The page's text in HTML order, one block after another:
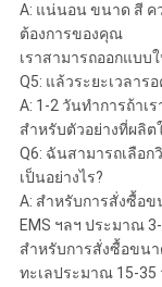
A: แน่นอน ขนาด สี ค
ต้องการของคุณ
เราสามารถออกแบ
Q5: แล้วระยะเวลา
A: 1-2 วันทำการถ้าเ
สำหรับตัวอย่างที่ผลิ
Q6: ฉันสามารถเลือก
เป็นอย่างไร?
A: สำหรับการสั่งซื้อข
EMS ฯลฯ ประมาณ
สำหรับการสั่งซื้อขน
ทะเลประมาณ 15-35